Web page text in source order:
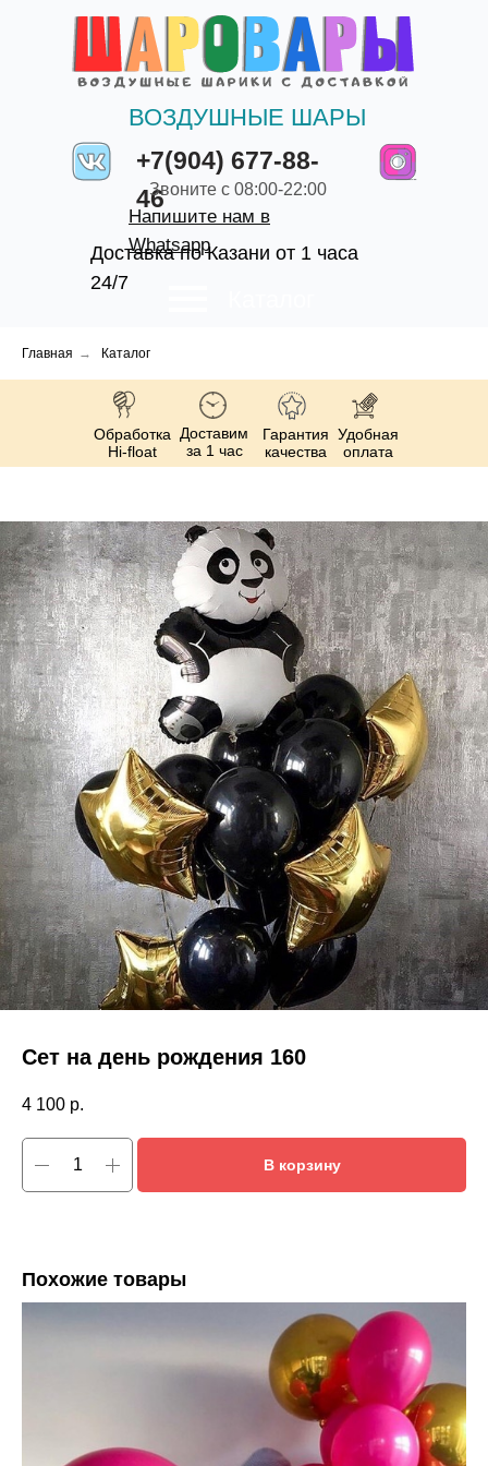
+7(904) 677-88-
46
ВОЗДУШНЫЕ ШАРЫ
Доставка по Казани от 1 часа
24/7
Звоните с 08:00-22:00
Напишите нам в
Whatsapp
Главная → Каталог
Обработка
Hi-float
Доставим
за 1 час
Гарантия
качества
Удобная
оплата
Сет на день рождения 160
4 100 р.
В корзину
Похожие товары